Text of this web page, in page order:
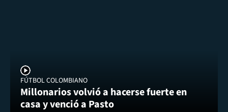
FÚTBOL COLOMBIANO
Millonarios volvió a hacerse fuerte en
casa y venció a Pasto